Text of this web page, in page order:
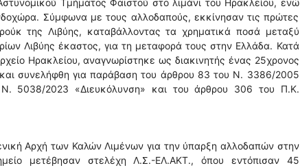
Τμήματος Φαιστού στο λιμάνι του Ηρακλείου, ενώ
Σύμφωνα με τους αλλοδαπούς, εκκίνησαν τις πρώτες
της Λιβύης, καταβάλλοντας τα χρηματικά ποσά μεταξύ
Λιβύης έκαστος, για τη μεταφορά τους στην Ελλάδα. Κατά
Ηρακλείου, αναγνωρίστηκε ως διακινητής ένας 25χρονος
συνελήφθη για παράβαση του άρθρου 83 του Ν. 3386/2005
5038/2023 «Διευκόλυνση» και του άρθρου 306 του Π.Κ.
Αρχή των Καλών Λιμένων για την ύπαρξη αλλοδαπών στην
μετέβησαν στελέχη Λ.Σ.-ΕΛ.ΑΚΤ., όπου εντόπισαν 45